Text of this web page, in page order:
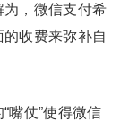
，微信支付希
收费来弥补自
嘴仗”使得微信